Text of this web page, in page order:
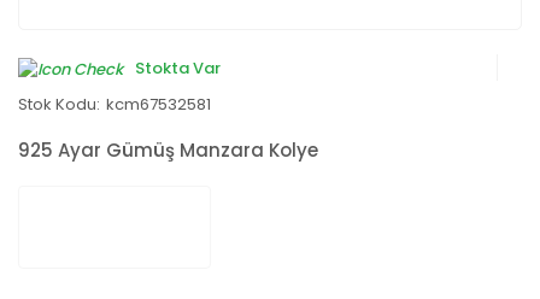
Stokta Var
Stok Kodu: kcm67532581
925 Ayar Gümüş Manzara Kolye